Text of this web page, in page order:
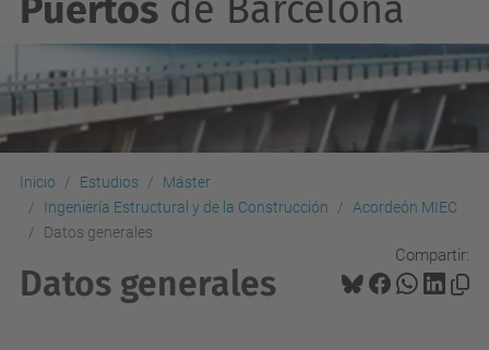
Puertos de Barcelona
Inicio Estudios
Máster
Ingeniería Estructural y de la Construcción
Acordeón MIEC
Datos generales
Compartir:
Datos generales